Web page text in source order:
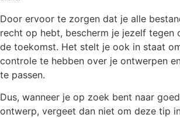
Door ervoor te zorgen dat je alle
recht op hebt, bescherm je jezelf tegen
de toekomst. Het stelt je ook in staat
controle te hebben over je ontwerpen
te passen.
Dus, wanneer je op zoek bent naar
ontwerp, vergeet dan niet om deze tip